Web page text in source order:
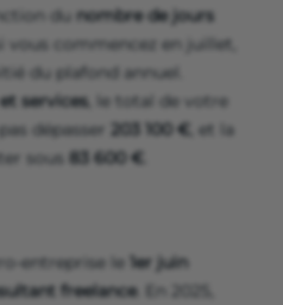
du nombre de jours
vous commencez en juillet,
du plafond annuel.
services, le total de votre
dépasser 203 100 €
, et la
sous 83 600 €
entreprise le 1er juin
freelance. En 2025,